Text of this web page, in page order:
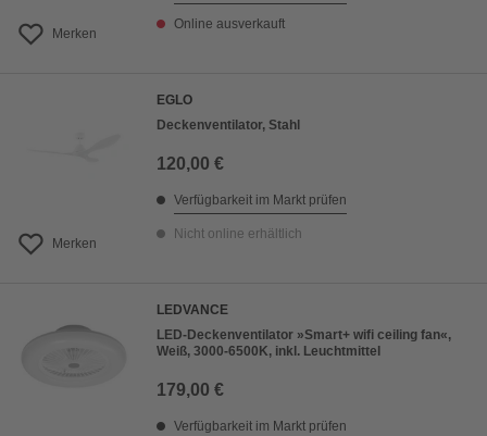
Merken
Online ausverkauft
Merken
EGLO
Deckenventilator, Stahl
120,00 €
Verfügbarkeit im Markt prüfen
Nicht online erhältlich
LEDVANCE
LED-Deckenventilator »Smart+ wifi ceiling fan«,
Weiß, 3000-6500K, inkl. Leuchtmittel
179,00 €
Verfügbarkeit im Markt prüfen